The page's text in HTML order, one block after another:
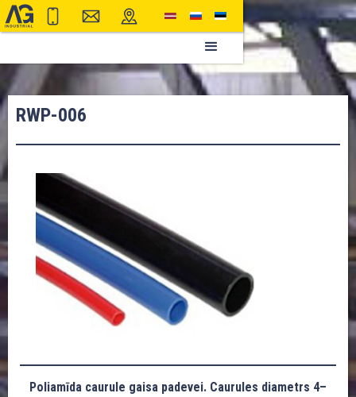
RWP-006
Poliamīda caurule gaisa padevei. Caurules diametrs 4–